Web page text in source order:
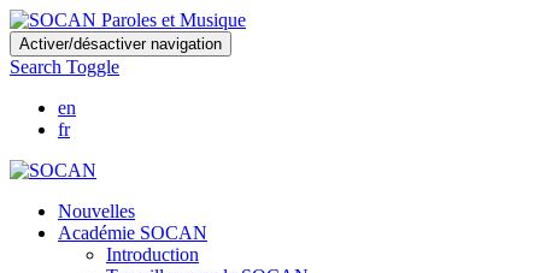
Skip
to
main
content
Activer/désactiver navigation
Search Toggle
en
fr
Nouvelles
Académie SOCAN
Introduction